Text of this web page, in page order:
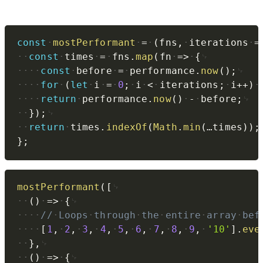
const mostPerformant = ( fns , iterations
=
const
times = fns .map ( fn =>
{
const
before = performance . now ( ) ;
for
( let i = 0 ; i < iterations ; i++ )
return
performance . now( ) - before ;
} ) ;
return
times . indexOf (Math . min (…times ) ) ;
} ;
mostPerformant ( [
( ) =>
{
//
Loops through the entire array
[ 1 , 2 , 3 , 4 , 5 , 6 , 7 , 8 , 9 , '10' ] .
} ,
( ) =>
{